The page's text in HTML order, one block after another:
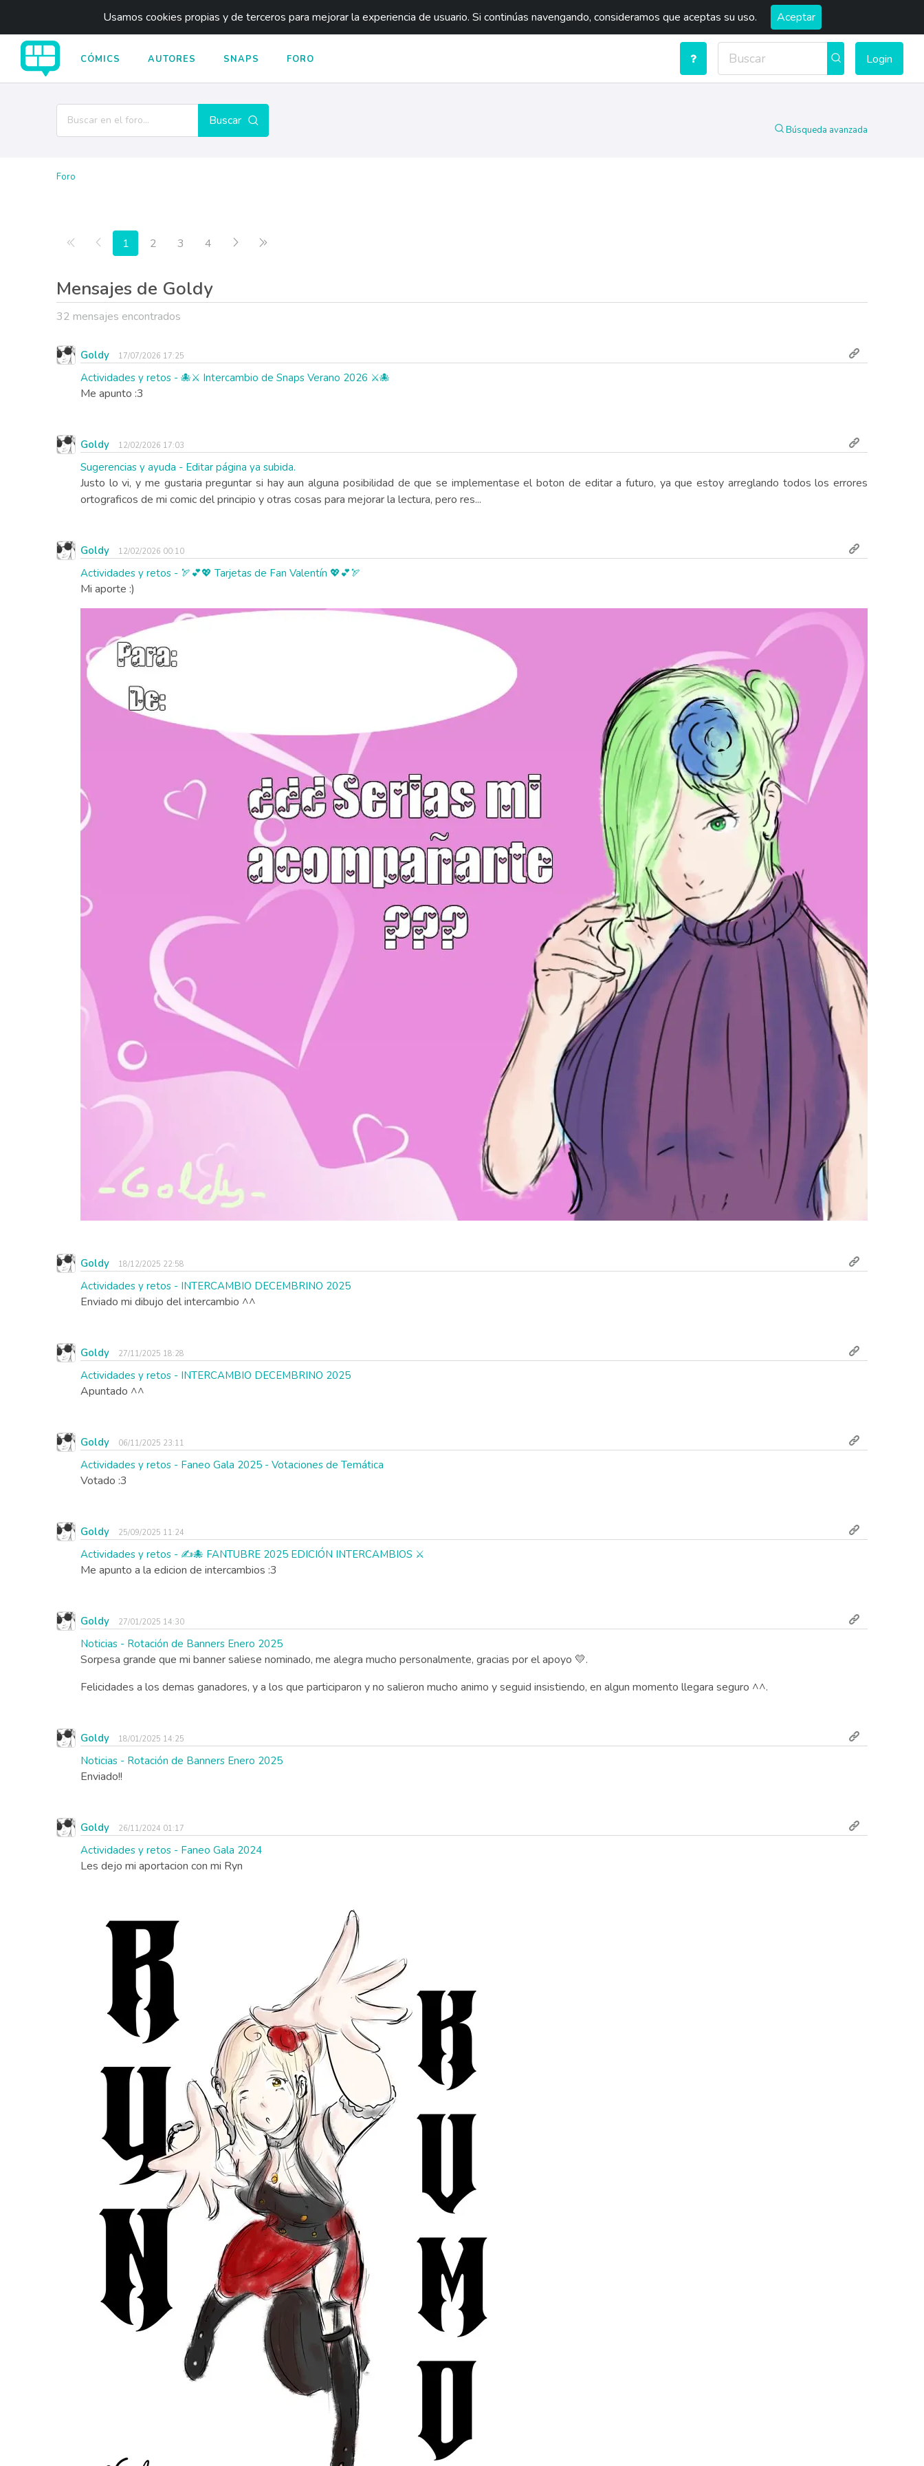
Usamos cookies propias y de terceros para mejorar la experiencia de usuario. Si continúas navengando, consideramos que aceptas su uso. Aceptar
CÓMICS AUTORES SNAPS FORO Login
Buscar
Búsqueda avanzada
Foro
Primera página
Anterior
1 2 3 4 Siguiente
Mensajes de Goldy
32 mensajes encontrados
Goldy 17/07/2026 17:25
Actividades y retos - 🐙⚔️ Intercambio de Snaps Verano 2026 ⚔️🐙
Me apunto :3
Goldy 12/02/2026 17:03
Sugerencias y ayuda - Editar página ya subida.
Justo lo vi, y me gustaria preguntar si hay aun alguna posibilidad de que se implementase el boton de editar a futuro, ya que estoy arreglando todos los errores
ortograficos de mi comic del principio y otras cosas para mejorar la lectura, pero res...
Goldy 12/02/2026 00:10
Actividades y retos - 🏹💕💖 Tarjetas de Fan Valentín 💖💕🏹
Mi aporte :)
Goldy 18/12/2025 22:58
Actividades y retos - INTERCAMBIO DECEMBRINO 2025
Enviado mi dibujo del intercambio ^^
Goldy 27/11/2025 18:28
Actividades y retos - INTERCAMBIO DECEMBRINO 2025
Apuntado ^^
Goldy 06/11/2025 23:11
Actividades y retos - Faneo Gala 2025 - Votaciones de Temática
Votado :3
Goldy 25/09/2025 11:24
Actividades y retos - ✍️🐙 FANTUBRE 2025 EDICIÓN INTERCAMBIOS ⚔️
Me apunto a la edicion de intercambios :3
Goldy 27/01/2025 14:30
Noticias - Rotación de Banners Enero 2025
Sorpesa grande que mi banner saliese nominado, me alegra mucho personalmente, gracias por el apoyo 💛.
Felicidades a los demas ganadores, y a los que participaron y no salieron mucho animo y seguid insistiendo, en algun momento llegara seguro ^^.
Goldy 18/01/2025 14:25
Noticias - Rotación de Banners Enero 2025
Enviado!!
Goldy 26/11/2024 01:17
Actividades y retos - Faneo Gala 2024
Les dejo mi aportacion con mi Ryn